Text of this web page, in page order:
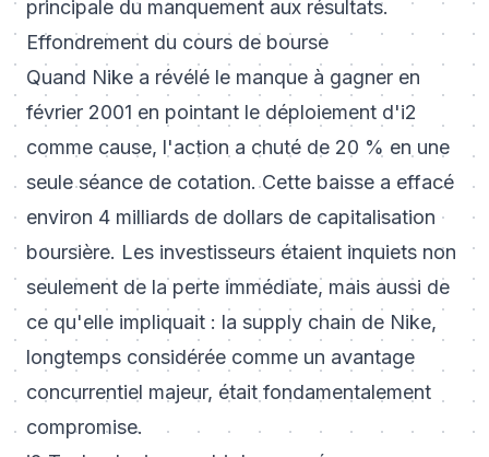
principale du manquement aux résultats.
Effondrement du cours de bourse
Quand Nike a révélé le manque à gagner en
février 2001 en pointant le déploiement d'i2
comme cause, l'action a chuté de 20 % en une
seule séance de cotation. Cette baisse a effacé
environ 4 milliards de dollars de capitalisation
boursière. Les investisseurs étaient inquiets non
seulement de la perte immédiate, mais aussi de
ce qu'elle impliquait : la supply chain de Nike,
longtemps considérée comme un avantage
concurrentiel majeur, était fondamentalement
compromise.